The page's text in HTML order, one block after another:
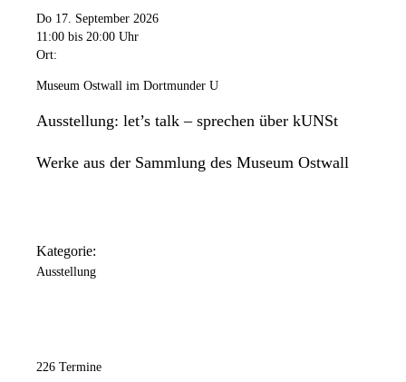
Do 17. September 2026
11:00 bis 20:00 Uhr
Ort:
Museum Ostwall im Dortmunder U
Ausstellung: let’s talk – sprechen über kUNSt
Werke aus der Sammlung des Museum Ostwall
Kategorie:
Ausstellung
226 Termine